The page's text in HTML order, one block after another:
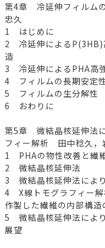
第4章 冷延伸フィルム
忠久
1 はじめに
2 冷延伸によるP(3HB)
造
3 冷延伸によるPHA高
4 フィルムの長期安定
5 フィルムの生分解性
6 おわりに
第5章 微結晶核延伸法
フィー解析 田中稔久，
1 PHAの物性改善と繊
2 微結晶核延伸法
3 微結晶核延伸法によ
4 X線トモグラフィー解
作製した繊維の内部構造
5 微結晶核延伸法によ
展望